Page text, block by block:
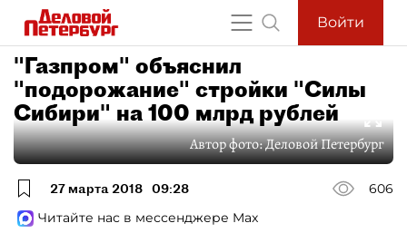
Войти
"Газпром" объяснил
"подорожание" стройки "Силы
Сибири" на 100 млрд рублей
Автор фото:Деловой Петербург
27 марта 2018 09:28
606
Читайте нас в мессенджере Max